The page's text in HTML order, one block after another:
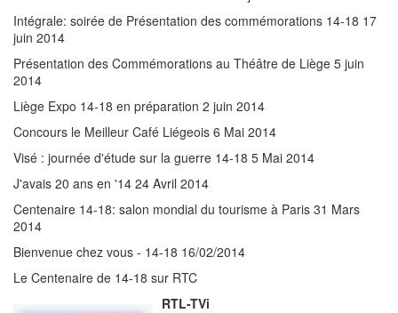
Intégrale: soirée de Présentation des commémorations 14-18 17
juin 2014
Présentation des Commémorations au Théâtre de Liège 5 juin
2014
Liège Expo 14-18 en préparation 2 juin 2014
Concours le Meilleur Café Liégeois 6 Mai 2014
Visé : journée d'étude sur la guerre 14-18 5 Mai 2014
J'avais 20 ans en '14 24 Avril 2014
Centenaire 14-18: salon mondial du tourisme à Paris 31 Mars
2014
Bienvenue chez vous - 14-18 16/02/2014
Le Centenaire de 14-18 sur RTC
RTL-TVi